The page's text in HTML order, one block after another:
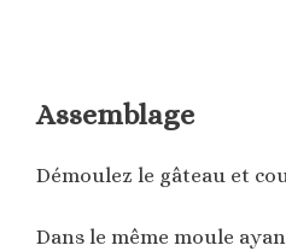
Assemblage
Démoulez le gâteau et
Dans le même moule